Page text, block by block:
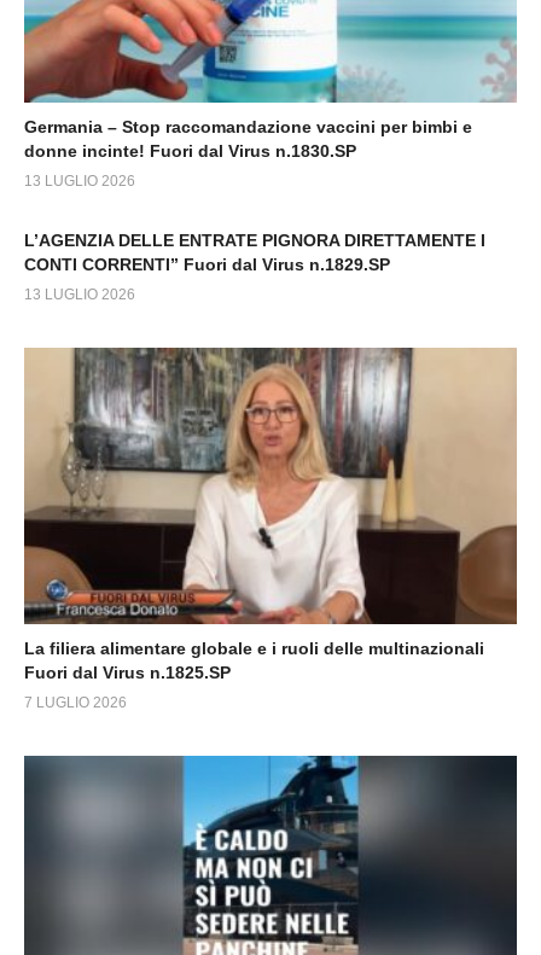
Germania – Stop raccomandazione vaccini per bimbi e
donne incinte! Fuori dal Virus n.1830.SP
13 LUGLIO 2026
L’AGENZIA DELLE ENTRATE PIGNORA DIRETTAMENTE I
CONTI CORRENTI” Fuori dal Virus n.1829.SP
13 LUGLIO 2026
La filiera alimentare globale e i ruoli delle multinazionali
Fuori dal Virus n.1825.SP
7 LUGLIO 2026